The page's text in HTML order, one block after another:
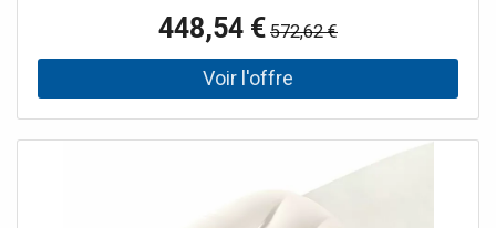
horaire max pompe 1741L/h, Filtre À cartouche, Bâche de
protection Incluse, Tapis de sol Inclus, Module WIFI (en
dotation), Appuie-Têtes (en dotation) Rigide, Éclairage LED
De série, Doseur de chlore De série, Traitement eau
448,54 € 572,62 €